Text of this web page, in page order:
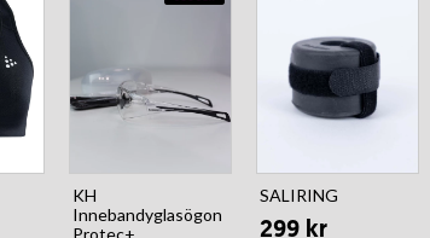
KH
Innebandyglasögon
Protec+
SALIRING
299 kr